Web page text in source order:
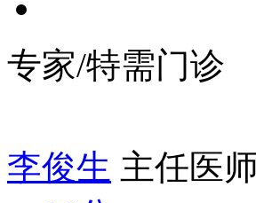
专家/特需门诊
李俊生 主任医